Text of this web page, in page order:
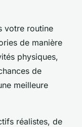
votre routine
de manière
physiques,
de
meilleure
réalistes, de